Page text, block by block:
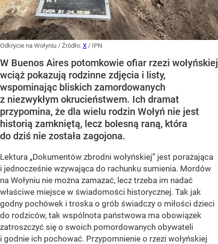
Odkrycie na Wołyniu / Źródło: X / IPN
W Buenos Aires potomkowie ofiar rzezi wołyńskiej
wciąż pokazują rodzinne zdjęcia i listy,
wspominając bliskich zamordowanych
z niezwykłym okrucieństwem. Ich dramat
przypomina, że dla wielu rodzin Wołyń nie jest
historią zamkniętą, lecz bolesną raną, która
do dziś nie została zagojona.
Lektura „Dokumentów zbrodni wołyńskiej” jest porażająca
i jednocześnie wzywająca do rachunku sumienia. Mordów
na Wołyniu nie można zamazać, lecz trzeba im nadać
właściwe miejsce w świadomości historycznej. Tak jak
godny pochówek i troska o grób świadczy o miłości dzieci
do rodziców, tak wspólnota państwowa ma obowiązek
zatroszczyć się o swoich pomordowanych obywateli
i godnie ich pochować. Przypomnienie o rzezi wołyńskiej